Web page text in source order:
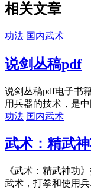
相关文章
功法 国内武术
说剑丛稿pdf
说剑丛稿pdf电子书
用兵器的技术，是中
功法 国内武术
武术：精武
《武术：精武神功
武术，打拳和使用兵